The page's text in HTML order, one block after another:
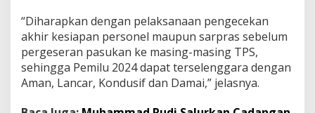
k
a
K
e
s
a
“Diharapkan dengan pelaksanaan pengecekan
akhir kesiapan personel maupun sarpras sebelum
pergeseran pasukan ke masing-masing TPS,
sehingga Pemilu 2024 dapat terselenggara dengan
Aman, Lancar, Kondusif dan Damai,” jelasnya.